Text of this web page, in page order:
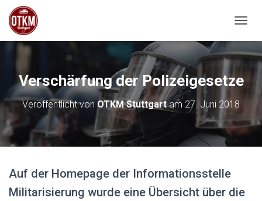
Verschärfung der Polizeigesetze
Veröffentlicht von OTKM Stuttgartam 27. Juni 2018
Auf der Homepage der Informationsstelle
Militarisierung wurde eine Übersicht über die